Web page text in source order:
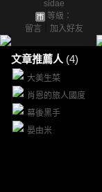
sidae
等級：
留言
加入好友
文章推薦人 (4)
大美生菜
肖恩的旅人國度
幕後黑手
晏由米